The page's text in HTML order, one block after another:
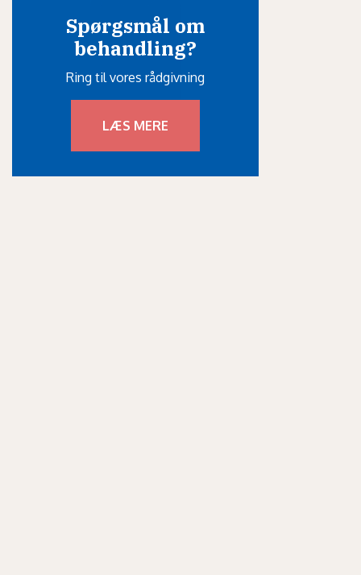
Spørgsmål om
behandling?
Ring til vores rådgivning
LÆS MERE